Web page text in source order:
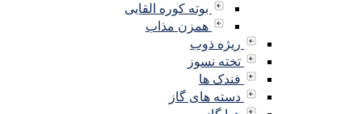
بوته کوره القایی
همزن مذاب
ریژه ذوب
تخته نسوز
فندک ها
دسته های گاز